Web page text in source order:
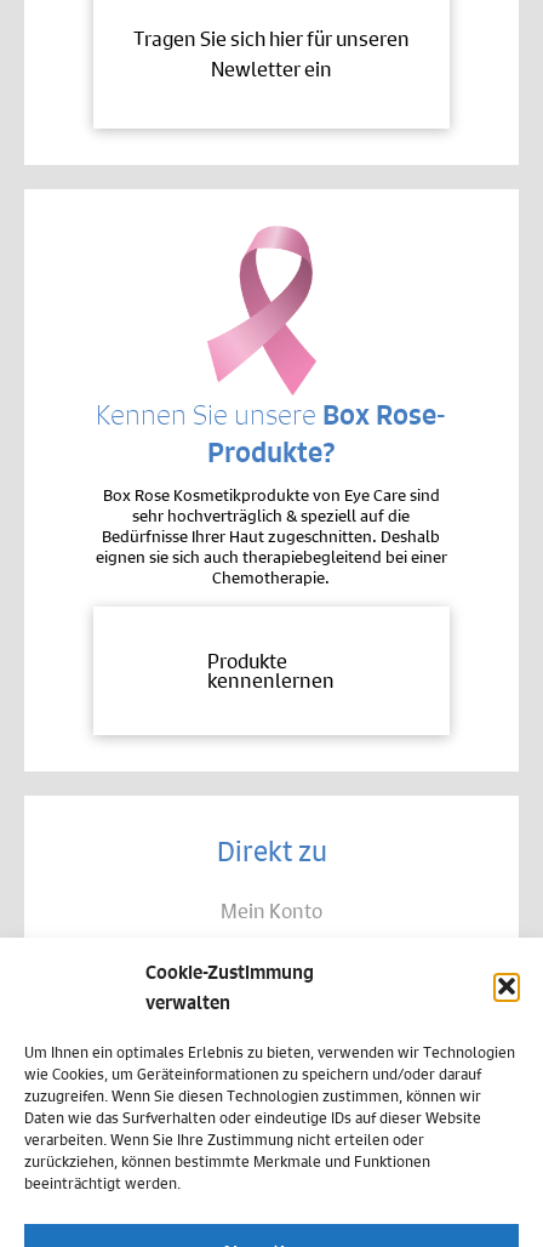
Cookie-Zustimmung
verwalten
Um Ihnen ein optimales Erlebnis zu bieten, verwenden wir Technologien
wie Cookies, um Geräteinformationen zu speichern und/oder darauf
zuzugreifen. Wenn Sie diesen Technologien zustimmen, können wir
Daten wie das Surfverhalten oder eindeutige IDs auf dieser Website
verarbeiten. Wenn Sie Ihre Zustimmung nicht erteilen oder
zurückziehen, können bestimmte Merkmale und Funktionen
beeinträchtigt werden.
Tragen Sie sich hier für unseren
Newletter ein
Kennen Sie unsere Box Rose-
Produkte?
Box Rose Kosmetikprodukte von Eye Care sind
sehr hochverträglich & speziell auf die
Bedürfnisse Ihrer Haut zugeschnitten. Deshalb
eignen sie sich auch therapiebegleitend bei einer
Chemotherapie.
Produkte
kennenlernen
Direkt zu
Mein Konto
Allgemeine Geschäftsbedingungen
Datenschutz
Widerruf
Zahlungsweisen
Versand & Lieferung